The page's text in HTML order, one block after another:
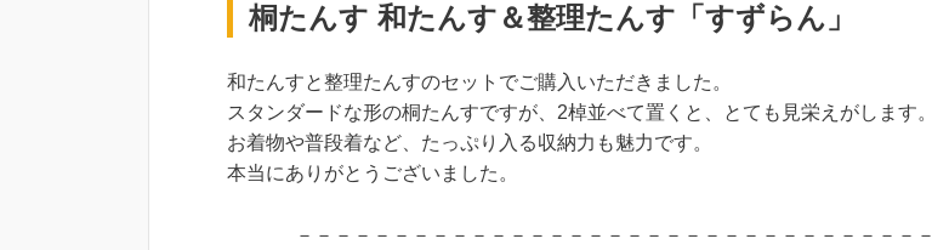
桐たんす 和たんす＆整理たんす「すずらん」
和たんすと整理たんすのセットでご購入いただきました。
スタンダードな形の桐たんすですが、2棹並べて置くと、とても見栄えがします。
お着物や普段着など、たっぷり入る収納力も魅力です。
本当にありがとうございました。
－－－－－－－－－－－－－－－－－－－－－－－－－－－－－－－－－